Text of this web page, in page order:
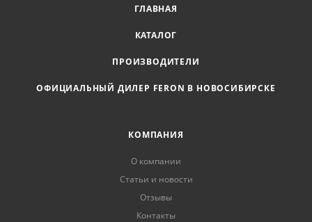
ГЛАВНАЯ
КАТАЛОГ
ПРОИЗВОДИТЕЛИ
ОФИЦИАЛЬНЫЙ ДИЛЕР FERON В НОВОСИБИРСКЕ
КОМПАНИЯ
О компании
Статьи и новости
Отзывы
Контакты